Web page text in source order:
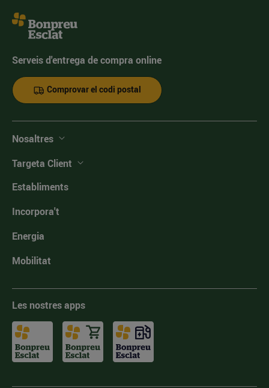
Serveis d'entrega de compra online
Comprovar el codi postal
Nosaltres
Targeta Client
Establiments
Incorpora't
Energia
Mobilitat
Les nostres apps